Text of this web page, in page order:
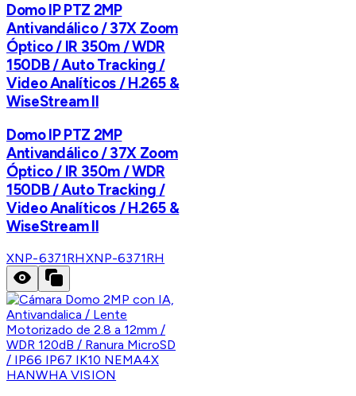
Domo IP PTZ 2MP
Antivandálico / 37X Zoom
Óptico / IR 350m / WDR
150DB / Auto Tracking /
Video Analíticos / H.265 &
WiseStream II
Domo IP PTZ 2MP
Antivandálico / 37X Zoom
Óptico / IR 350m / WDR
150DB / Auto Tracking /
Video Analíticos / H.265 &
WiseStream II
XNP-6371RHXNP-6371RH
HANWHA VISION